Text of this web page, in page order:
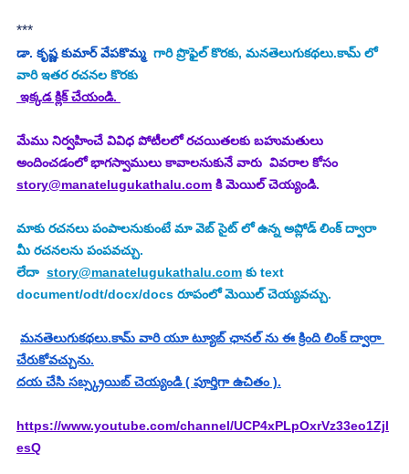
***
డా. కృష్ణ కుమార్ వేపకొమ్మ గారి ప్రొఫైల్ కొరకు, మనతెలుగుకథలు.కామ్ లో
వారి ఇతర రచనల కొరకు
ఇక్కడ క్లిక్ చేయండి.
మేము నిర్వహించే వివిధ పోటీలలో రచయితలకు బహుమతులు
అందించడంలో భాగస్వాములు కావాలనుకునే వారు  వివరాల కోసం
story@manatelugukathalu.com కి మెయిల్ చెయ్యండి.
మాకు రచనలు పంపాలనుకుంటే మా వెబ్ సైట్ లో ఉన్న అప్లోడ్ లింక్ ద్వారా
మీ రచనలను పంపవచ్చు.
లేదా story@manatelugukathalu.com కు text
document/odt/docx/docs రూపంలో మెయిల్ చెయ్యవచ్చు.
మనతెలుగుకథలు.కామ్ వారి యూ ట్యూబ్ ఛానల్ ను ఈ క్రింది లింక్ ద్వారా
చేరుకోవచ్చును.
దయ చేసి సబ్స్క్రయిబ్ చెయ్యండి ( పూర్తిగా ఉచితం ).
https://www.youtube.com/channel/UCP4xPLpOxrVz33eo1Zjl
esQ